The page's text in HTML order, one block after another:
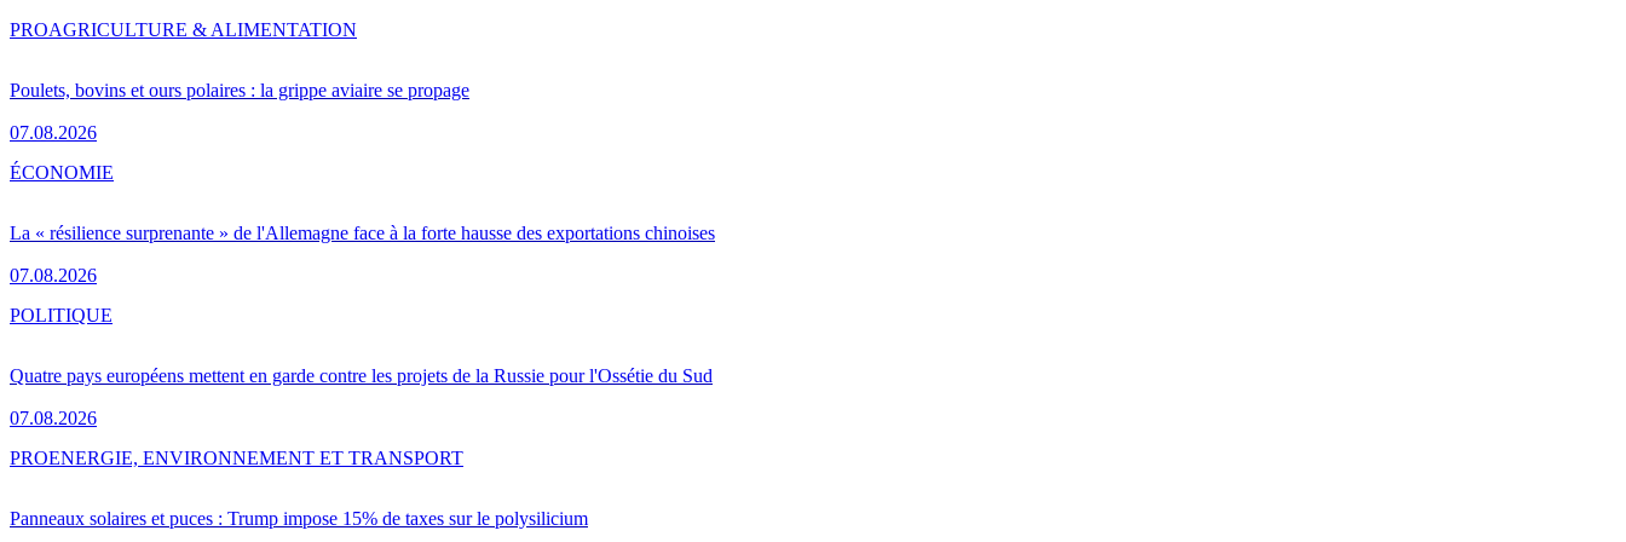
Poulets, bovins et ours polaires : la grippe aviaire se propage
07.08.2026
PROAGRICULTURE & ALIMENTATION
La « résilience surprenante » de l'Allemagne face à la forte hausse des exportations chinoises
07.08.2026
ÉCONOMIE
Quatre pays européens mettent en garde contre les projets de la Russie pour l'Ossétie du Sud
07.08.2026
POLITIQUE
Panneaux solaires et puces : Trump impose 15% de taxes sur le polysilicium
PROENERGIE, ENVIRONNEMENT ET TRANSPORT